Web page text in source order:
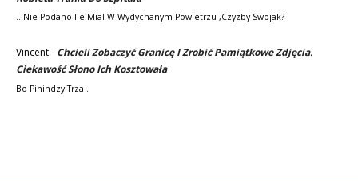
...nie Podano Ile Mial W Wydychanym Powietrzu ,czyzby Swojak?
Vincent- Chcieli Zobaczyć Granicę I Zrobić Pamiątkowe Zdjęcia.
Ciekawość Słono Ich Kosztowała
Bo Pinindzy Trza .